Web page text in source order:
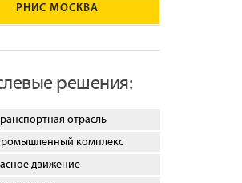
РНИС МОСКВА
решения:
отрасль
комплекс
движение